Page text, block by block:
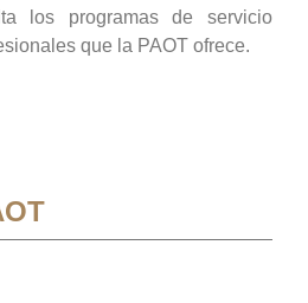
los programas de servicio
que la PAOT ofrece.